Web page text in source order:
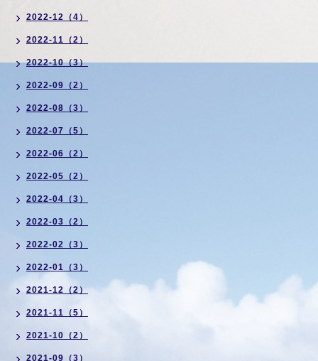
2022-12（4）
2022-11（2）
2022-10（3）
2022-09（2）
2022-08（3）
2022-07（5）
2022-06（2）
2022-05（2）
2022-04（3）
2022-03（2）
2022-02（3）
2022-01（3）
2021-12（2）
2021-11（5）
2021-10（2）
2021-09（3）